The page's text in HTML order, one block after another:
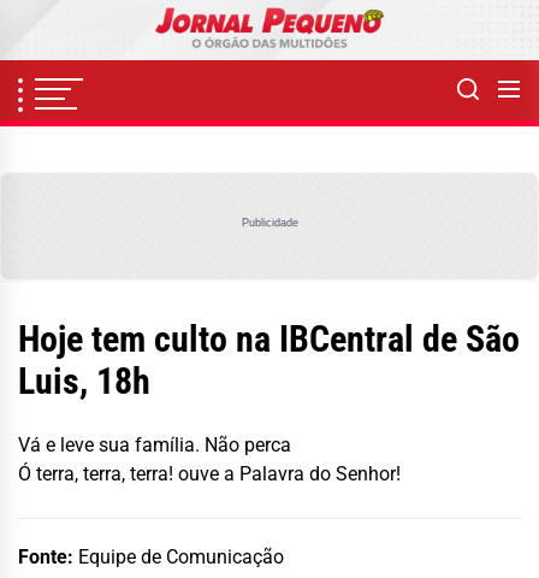
content
Publicidade
Hoje tem culto na IBCentral de São
Luis, 18h
Vá e leve sua família. Não perca
Ó terra, terra, terra! ouve a Palavra do Senhor!
Fonte: Equipe de Comunicação